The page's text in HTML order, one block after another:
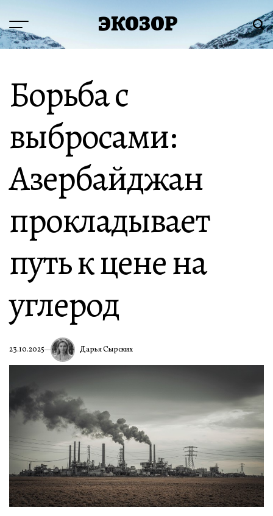
содержимому
Меню ЭКОЗОР
Борьба с
выбросами:
Азербайджан
прокладывает
путь к цене на
углерод
23.10.2025 Дарья Сырских